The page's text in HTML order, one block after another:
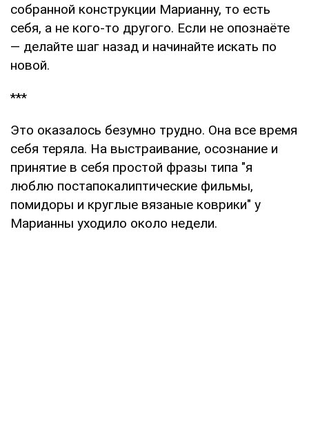
собранной конструкции Марианну, то есть
себя, а не кого-то другого. Если не опознаёте
— делайте шаг назад и начинайте искать по
новой.
***
Это оказалось безумно трудно. Она все время
себя теряла. На выстраивание, осознание и
принятие в себя простой фразы типа "я
люблю постапокалиптические фильмы,
помидоры и круглые вязаные коврики" у
Марианны уходило около недели.